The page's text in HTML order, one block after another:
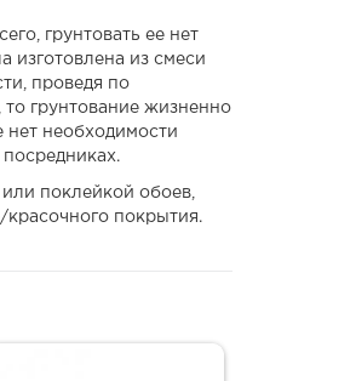
грунтовать ее нет
изготовлена из смеси
проведя по
то грунтование жизненно
необходимости
поклейкой обоев,
покрытия.